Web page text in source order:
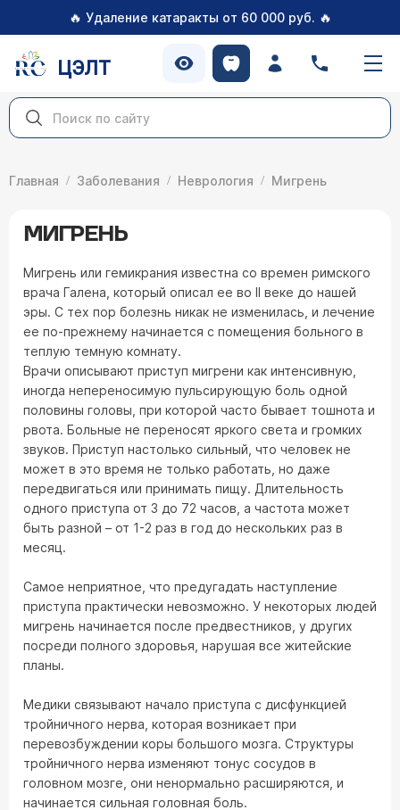
🔥 Удаление катаракты от 60 000 руб. 🔥
ЦЭЛТ
Главная Заболевания Неврология Мигрень
МИГРЕНЬ
Мигрень или гемикрания известна со времен римского
врача Галена, который описал ее во II веке до нашей
эры. С тех пор болезнь никак не изменилась, и лечение
ее по-прежнему начинается с помещения больного в
теплую темную комнату.
Врачи описывают приступ мигрени как интенсивную,
иногда непереносимую пульсирующую боль одной
половины головы, при которой часто бывает тошнота и
рвота. Больные не переносят яркого света и громких
звуков. Приступ настолько сильный, что человек не
может в это время не только работать, но даже
передвигаться или принимать пищу. Длительность
одного приступа от 3 до 72 часов, а частота может
быть разной – от 1-2 раз в год до нескольких раз в
месяц.
Самое неприятное, что предугадать наступление
приступа практически невозможно. У некоторых людей
мигрень начинается после предвестников, у других
посреди полного здоровья, нарушая все житейские
планы.
Медики связывают начало приступа с дисфункцией
тройничного нерва, которая возникает при
перевозбуждении коры большого мозга. Структуры
тройничного нерва изменяют тонус сосудов в
головном мозге, они ненормально расширяются, и
начинается сильная головная боль.